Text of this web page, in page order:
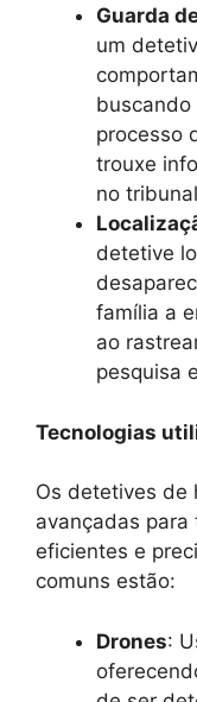
Guarda
um
buscando
processo
trouxe
no
detetive
família a
ao
pesquisa
Tecnologias
Os detetives de
avançadas para
eficientes e
comuns estão:
Drones: